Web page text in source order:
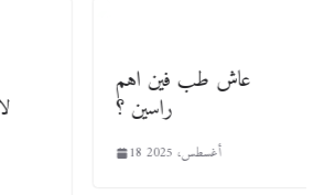
عاش طب فين اهم
راسين ؟
18 أغسطس، 2025